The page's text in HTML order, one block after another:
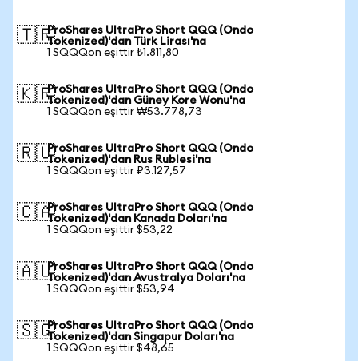
🇹🇷ProShares UltraPro Short QQQ (Ondo
Tokenized)'dan Türk Lirası'na
1 SQQQon eşittir ₺1.811,80
🇰🇷ProShares UltraPro Short QQQ (Ondo
Tokenized)'dan Güney Kore Wonu'na
1 SQQQon eşittir ₩53.778,73
🇷🇺ProShares UltraPro Short QQQ (Ondo
Tokenized)'dan Rus Rublesi'na
1 SQQQon eşittir ₽3.127,57
🇨🇦ProShares UltraPro Short QQQ (Ondo
Tokenized)'dan Kanada Doları'na
1 SQQQon eşittir $53,22
🇦🇺ProShares UltraPro Short QQQ (Ondo
Tokenized)'dan Avustralya Doları'na
1 SQQQon eşittir $53,94
🇸🇬ProShares UltraPro Short QQQ (Ondo
Tokenized)'dan Singapur Doları'na
1 SQQQon eşittir $48,65